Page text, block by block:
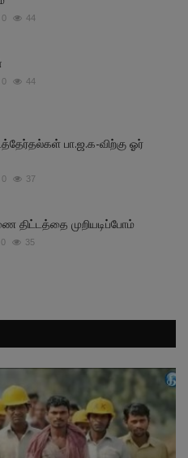
0 44
0 44
பா.ஜ.க-விற்கு ஓர்
0 37
திட்டத்தை முறியடிப்போம்
0 35